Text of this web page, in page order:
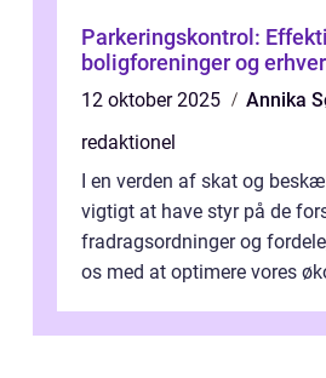
Parkeringskontrol:
boligforeninger og
12 oktober 2025
Annika
redaktionel
I en verden af skat og
vigtigt at have styr på de
fradragsordninger og
os med at optimere vores